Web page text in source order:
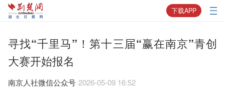
下载APP
寻找“千里马”！第十三届“赢在南京”青创
大赛开始报名
南京人社微信公众号 2026-05-09 16:52